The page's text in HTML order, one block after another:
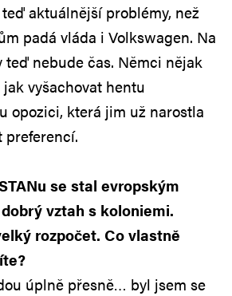
aktuálnější problémy, než
padá vláda i Volkswagen. Na
nebude čas. Němci nějak
vyšachovat hentu
opozici, která jim už narostla
se stal evropským
vztah s koloniemi.
rozpočet. Co vlastně
úplně přesně… byl jsem se